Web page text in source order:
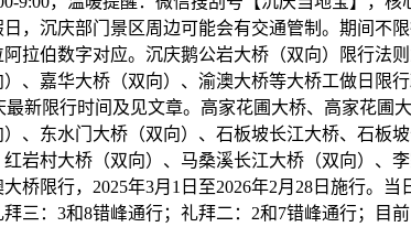
，沉庆部门景区周边可能会有交通管制。期间不
拉伯数字对应。沉庆鹅公岩大桥（双向）限行法
、嘉华大桥（双向）、渝澳大桥等大桥工做日限
新限行时间及见文章。高家花圃大桥、高家花圃
、东水门大桥（双向）、石板坡长江大桥、石板
岩村大桥（双向）、马桑溪长江大桥（双向）、
桥限行，2025年3月1日至2026年2月28日施行。
三：3和8错峰通行；礼拜二：2和7错峰通行；目